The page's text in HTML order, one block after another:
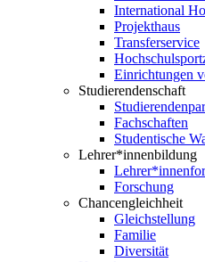
International
Projekthaus
Transferservice
Einrichtungen
Studierendenschaft
Fachschaften
Studentische
Lehrer*innenbildung
Forschung
Chancengleichheit
Gleichstellung
Familie
Diversität